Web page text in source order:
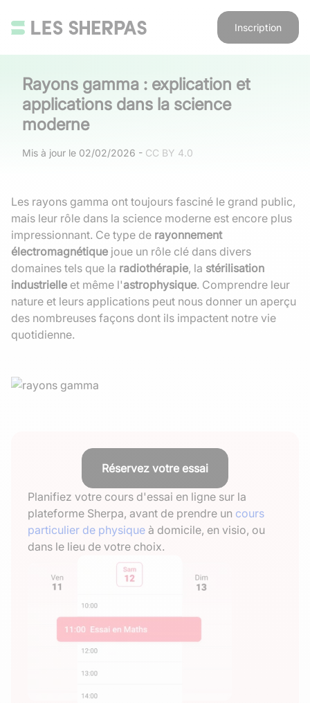
Inscription
Rayons gamma : explication et
applications dans la science
moderne
Mis à jour le 02/02/2026 - CC BY 4.0
Les rayons gamma ont toujours fasciné le grand public,
mais leur rôle dans la science moderne est encore plus
impressionnant. Ce type de rayonnement
électromagnétique joue un rôle clé dans divers
domaines tels que la radiothérapie, la stérilisation
industrielle et même l'astrophysique. Comprendre leur
nature et leurs applications peut nous donner un aperçu
des nombreuses façons dont ils impactent notre vie
quotidienne.
Réservez votre essai
Planifiez votre cours d'essai en ligne sur la
plateforme Sherpa, avant de prendre un cours
particulier de physique à domicile, en visio, ou
dans le lieu de votre choix.